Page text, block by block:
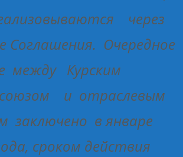
через
Соглашения. Очередное
между Курским
и отраслевым
заключено в январе
сроком действия